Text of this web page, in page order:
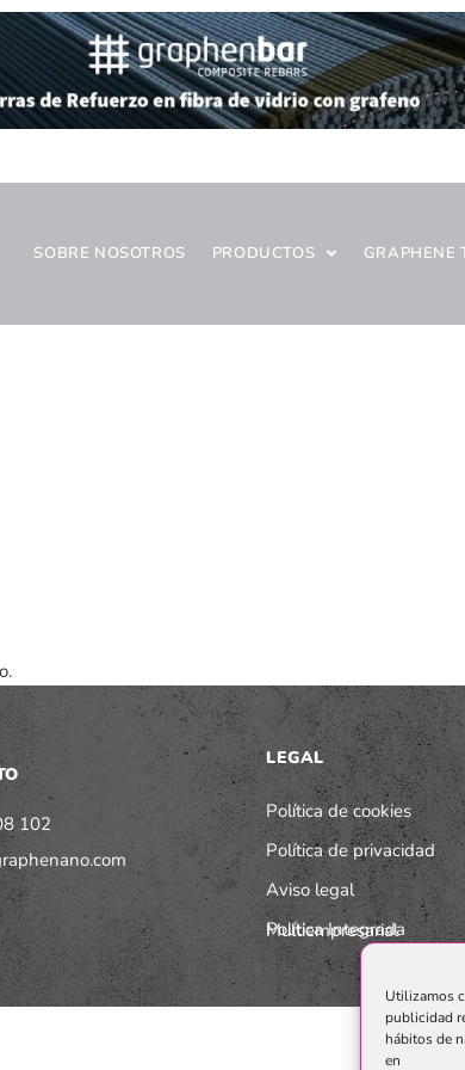
Utilizamos
publicidad
hábitos de
en
SOBRE NOSOTROS PRODUCTOS GRAPHENE
102
LEGAL
Política de cookies
Política de privacidad
Aviso legal
Política Integrada Multiempresarial